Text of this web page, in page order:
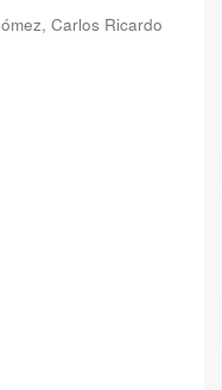
Carlos Ricardo